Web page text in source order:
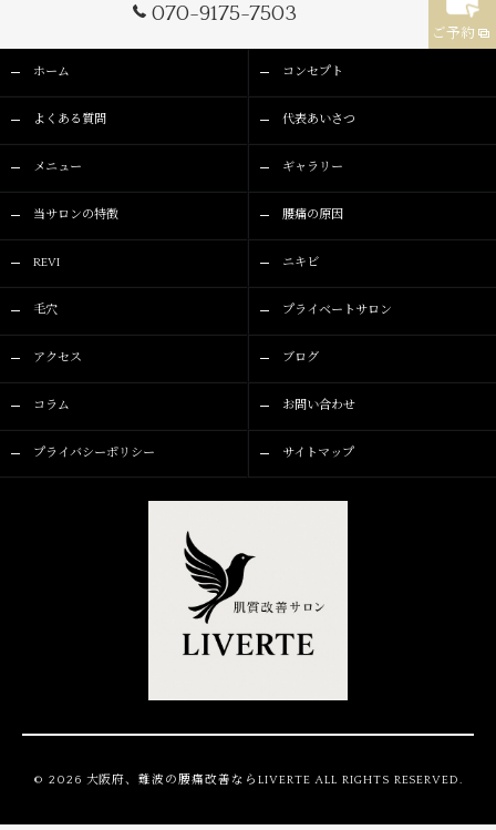
070-9175-7503
ご予約
ホーム コンセプト
よくある質問 代表あいさつ
メニュー ギャラリー
当サロンの特徴 腰痛の原因
REVI ニキビ
毛穴 プライベートサロン
アクセス ブログ
コラム お問い合わせ
プライバシーポリシー サイトマップ
© 2026 大阪府、難波の腰痛改善ならLIVERTE ALL RIGHTS RESERVED.